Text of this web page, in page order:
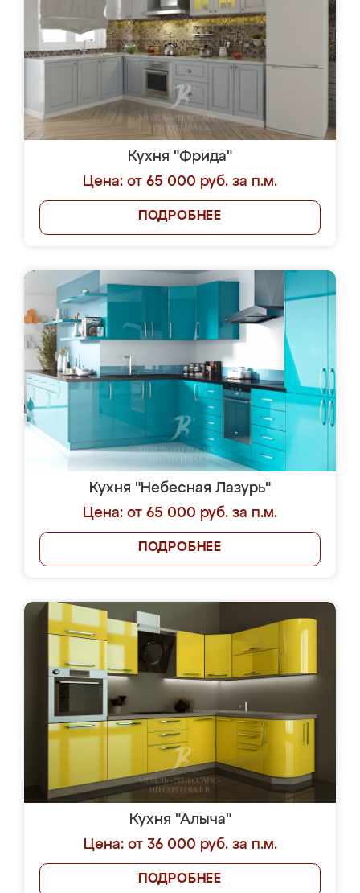
Кухня "Фрида"
Цена: от 65 000 руб. за п.м.
ПОДРОБНЕЕ
Кухня "Небесная Лазурь"
Цена: от 65 000 руб. за п.м.
ПОДРОБНЕЕ
Кухня "Алыча"
Цена: от 36 000 руб. за п.м.
ПОДРОБНЕЕ